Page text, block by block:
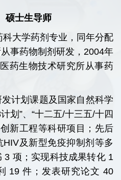
士生导师
大学药剂专业，同年分配
事药物制剂研发，2004年
药生物技术研究所从事药
计划课题及国家自然科学
划”、“十二五/十三五/十四
新工程等科研项目；先后
及新型免疫抑制剂等多
3 项；实现科技成果转化 1
19 件；发表研究论文 40